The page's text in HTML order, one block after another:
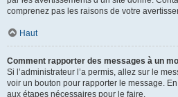
comprenez pas les raisons de votre
Haut
Comment rapporter des messages à un
Si l’administrateur l’a permis, allez sur le
voir un bouton pour rapporter le message.
aux étapes nécessaires pour le faire.